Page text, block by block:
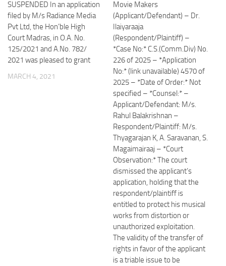
SUSPENDED In an application
filed by M/s Radiance Media
Pvt Ltd, the Hon’ble High
Court Madras, in O.A. No.
125/2021 and A.No. 782/
2021 was pleased to grant
MARCH 4, 2021
Movie Makers
(Applicant/Defendant) – Dr.
Ilaiyaraaja
(Respondent/Plaintiff) –
*Case No:* C.S.(Comm.Div) No.
226 of 2025 – *Application
No:* (link unavailable) 4570 of
2025 – *Date of Order:* Not
specified – *Counsel:* –
Applicant/Defendant: M/s.
Rahul Balakrishnan –
Respondent/Plaintiff: M/s.
Thyagarajan K, A. Saravanan, S.
Magaimairaaj – *Court
Observation:* The court
dismissed the applicant’s
application, holding that the
respondent/plaintiff is
entitled to protect his musical
works from distortion or
unauthorized exploitation.
The validity of the transfer of
rights in favor of the applicant
is a triable issue to be